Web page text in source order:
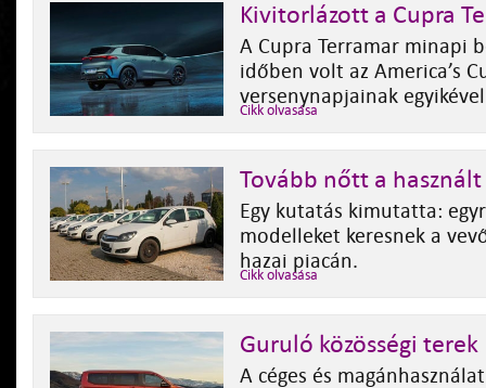
Kivitorlázott a Cupra
A Cupra Terramar minapi
időben volt az America’s
versenynapjainak
Cikk olvasása
Tovább nőtt a
Egy kutatás kimutatta:
modelleket keresnek a
hazai piacán.
Cikk olvasása
Guruló közösségi terek
A céges és